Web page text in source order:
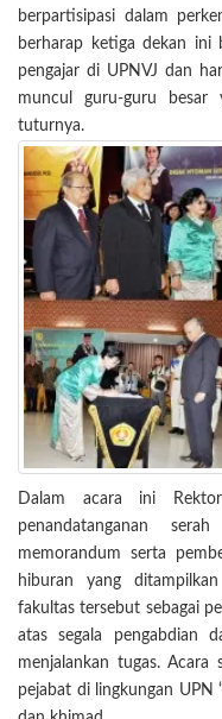
berpartisipasi dalam
berharap ketiga dekan ini
pengajar di UPNVJ dan
muncul guru-guru besar
tuturnya.
Dalam acara ini
penandatanganan
memorandum serta
hiburan yang
fakultas tersebut sebagai
atas segala pengabdian
menjalankan tugas.
pejabat di lingkungan UPN